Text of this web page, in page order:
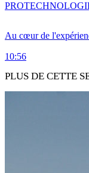
Au cœur de
10:56
PRO
PLUS DE CETTE